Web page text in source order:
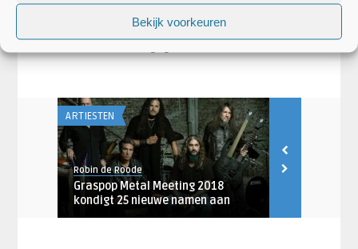
Bekijk voorkeuren
Universe
Aankondigingen· Artiesten
ARTIESTEN
Robin de Roode
Graspop Metal Meeting 2018
kondigt 25 nieuwe namen aan